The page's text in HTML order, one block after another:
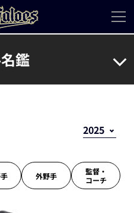
鑑
外野手
監督・
コーチ